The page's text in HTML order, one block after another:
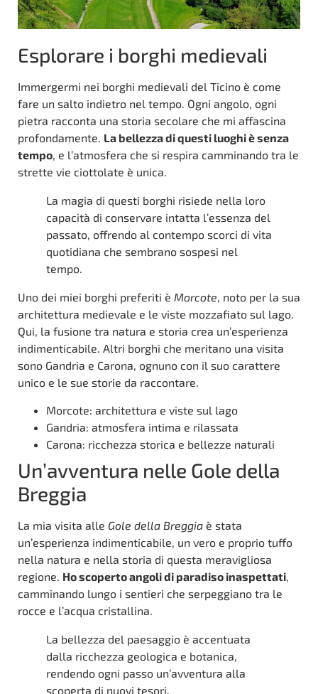
Esplorare i borghi medievali
Immergermi nei borghi medievali del Ticino è come
fare un salto indietro nel tempo. Ogni angolo, ogni
pietra racconta una storia secolare che mi affascina
profondamente. La bellezza di questi luoghi è senza
tempo, e l’atmosfera che si respira camminando tra le
strette vie ciottolate è unica.
La magia di questi borghi risiede nella loro
capacità di conservare intatta l’essenza del
passato, offrendo al contempo scorci di vita
quotidiana che sembrano sospesi nel
tempo.
Uno dei miei borghi preferiti è Morcote, noto per la sua
architettura medievale e le viste mozzafiato sul lago.
Qui, la fusione tra natura e storia crea un’esperienza
indimenticabile. Altri borghi che meritano una visita
sono Gandria e Carona, ognuno con il suo carattere
unico e le sue storie da raccontare.
Morcote: architettura e viste sul lago
Gandria: atmosfera intima e rilassata
Carona: ricchezza storica e bellezze naturali
Un’avventura nelle Gole della
Breggia
La mia visita alle Gole della Breggia è stata
un’esperienza indimenticabile, un vero e proprio tuffo
nella natura e nella storia di questa meravigliosa
regione. Ho scoperto angoli di paradiso inaspettati
camminando lungo i sentieri che serpeggiano tra le
rocce e l’acqua cristallina.
La bellezza del paesaggio è accentuata
dalla ricchezza geologica e botanica,
rendendo ogni passo un’avventura alla
scoperta di nuovi tesori.